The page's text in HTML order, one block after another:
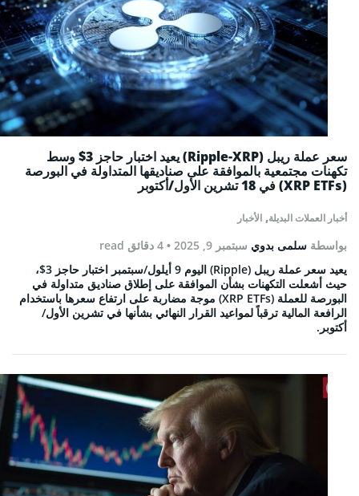
أخبار العملات البديلة, الأخبار
سعر عملة ريبل (Ripple-XRP) يعيد اختبار حاجز 3$ وسط
تكهنات مجتمعية بالموافقة على صناديقها المتداولة في البورصة
(XRP ETFs) في 18 تشرين الأول/أكتوبر
بواسطة سلمى بدوي سبتمبر 9, 2025
• 4 دقائق read
يعيد سعر عملة ريبل (Ripple) اليوم 9 أيلول/سبتمبر اختبار حاجز 3$،
حيث أشعلت التكهنات بشأن الموافقة على إطلاق صناديق متداولة في
البورصة للعملة (XRP ETFs) موجة مضاربة على ارتفاع سعرها باستخدام
الرافعة المالية ترقباً لمواعيد القرار النهائي بشأنها في تشرين الأول/
أكتوبر.